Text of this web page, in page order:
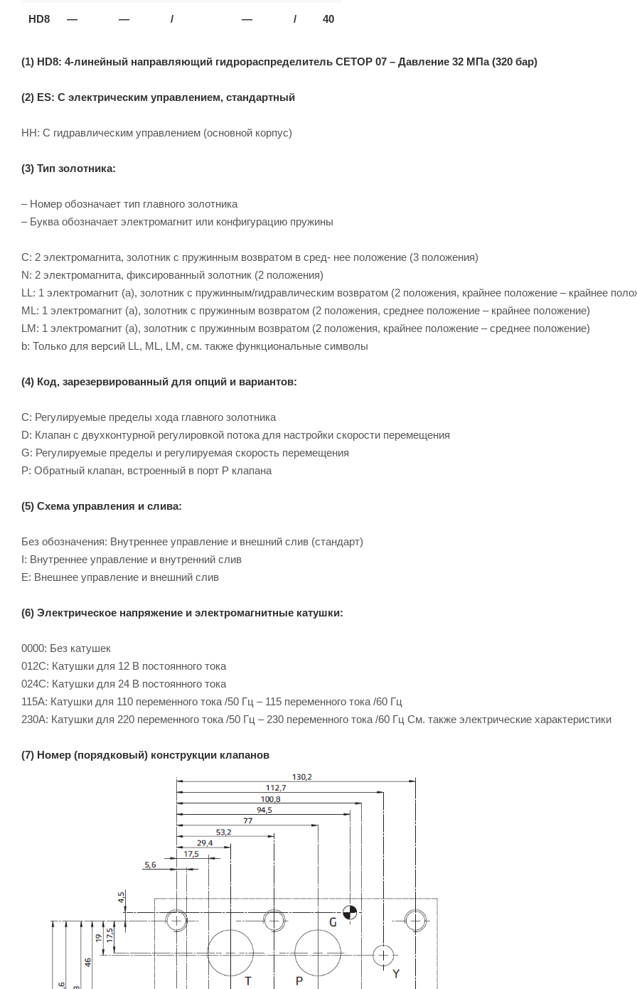
HD8 — — / — / 40
(1) HD8: 4-линейный направляющий гидрораспределитель CETOP 07 – Давление 32 МПа (320 бар)
(2) ES: С электрическим управлением, стандартный
HH: С гидравлическим управлением (основной корпус)
(3) Тип золотника:
– Номер обозначает тип главного золотника
– Буква обозначает электромагнит или конфигурацию пружины
C: 2 электромагнита, золотник с пружинным возвратом в сред- нее положение (3 положения)
N: 2 электромагнита, фиксированный золотник (2 положения)
LL: 1 электромагнит (a), золотник с пружинным/гидравлическим возвратом (2 положения, крайнее положение – крайнее
ML: 1 электромагнит (a), золотник с пружинным возвратом (2 положения, среднее положение – крайнее положение)
LM: 1 электромагнит (a), золотник с пружинным возвратом (2 положения, крайнее положение – среднее положение)
b: Только для версий LL, ML, LM, см. также функциональные символы
(4) Код, зарезервированный для опций и вариантов:
C: Регулируемые пределы хода главного золотника
D: Клапан с двухконтурной регулировкой потока для настройки скорости перемещения
G: Регулируемые пределы и регулируемая скорость перемещения
P: Обратный клапан, встроенный в порт P клапана
(5) Схема управления и слива:
Без обозначения: Внутреннее управление и внешний слив (стандарт)
I: Внутреннее управление и внутренний слив
E: Внешнее управление и внешний слив
(6) Электрическое напряжение и электромагнитные катушки:
0000: Без катушек
012C: Катушки для 12 B постоянного тока
024C: Катушки для 24 B постоянного тока
115A: Катушки для 110 переменного тока /50 Гц – 115 переменного тока /60 Гц
230A: Катушки для 220 переменного тока /50 Гц – 230 переменного тока /60 Гц См. также электрические характеристики
(7) Номер (порядковый) конструкции клапанов